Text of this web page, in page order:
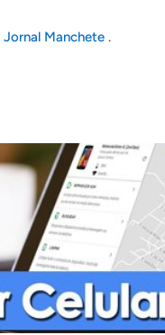
Jornal Manchete .